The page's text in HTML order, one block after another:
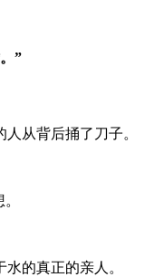
”
从背后捅了刀子。
的真正的亲人。